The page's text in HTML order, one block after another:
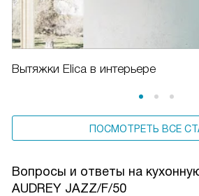
Вытяжки Elica в интерьере
ПОСМОТРЕТЬ ВСЕ
Вопросы и ответы на
AUDREY JAZZ/F/50